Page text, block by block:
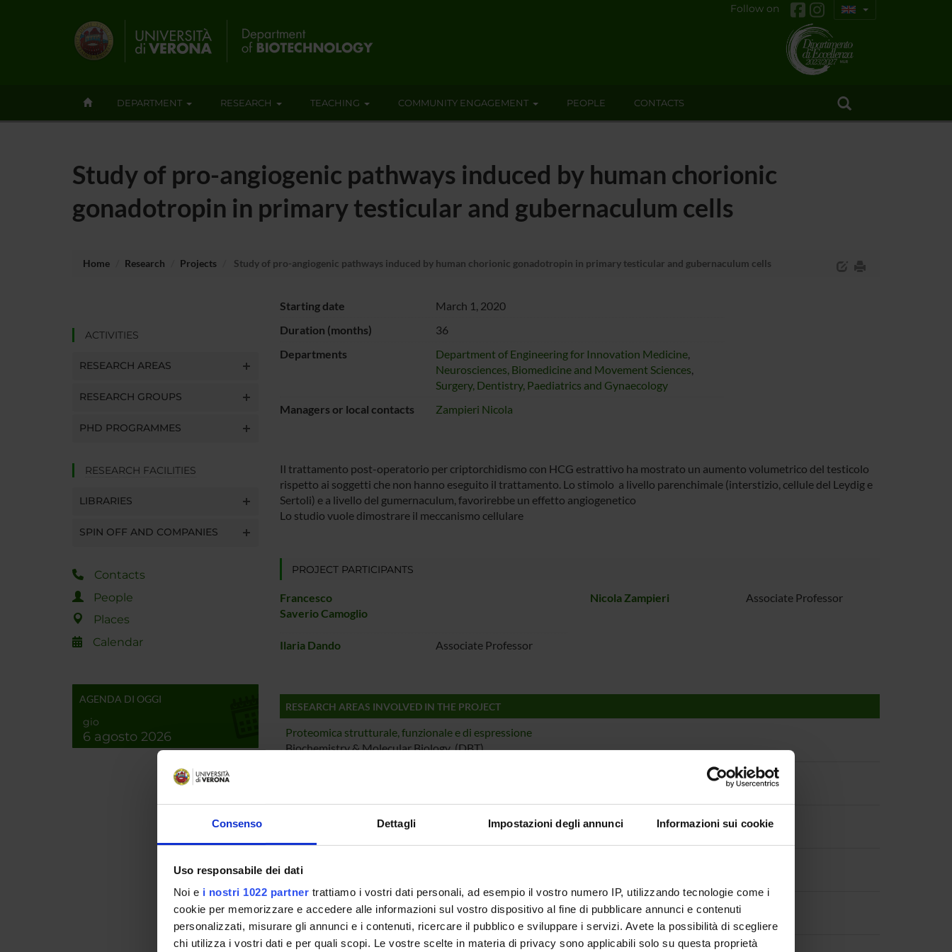
Consenso Dettagli Impostazioni degli annunci Informazioni sui cookie
Uso responsabile dei dati
Noi e i nostri 1022 partner trattiamo i vostri dati personali, ad esempio il vostro numero IP, utilizzando tecnologie come i
cookie per memorizzare e accedere alle informazioni sul vostro dispositivo al fine di pubblicare annunci e contenuti
personalizzati, misurare gli annunci e i contenuti, ricercare il pubblico e sviluppare i servizi. Avete la possibilità di scegliere
chi utilizza i vostri dati e per quali scopi. Le vostre scelte in materia di privacy sono applicabili solo su questa proprietà
Follow on
DEPARTMENT RESEARCH TEACHING COMMUNITY ENGAGEMENT PEOPLE CONTACTS
Study of pro-angiogenic pathways induced by human chorionic
gonadotropin in primary testicular and gubernaculum cells
Home Research Projects Study of pro-angiogenic pathways induced by human chorionic gonadotropin in primary testicular and gubernaculum cells
ACTIVITIES
RESEARCH AREAS
RESEARCH GROUPS
PHD PROGRAMMES
RESEARCH FACILITIES
LIBRARIES
SPIN OFF AND COMPANIES
Contacts
People
Places
Calendar
AGENDA DI OGGI
gio
6 agosto 2026
Starting date
March 1, 2020
Duration (months)
36
Departments
Department of Engineering for Innovation Medicine,
Neurosciences, Biomedicine and Movement Sciences,
Surgery, Dentistry, Paediatrics and Gynaecology
Managers or local contacts
Zampieri Nicola
Il trattamento post-operatorio per criptorchidismo con HCG estrattivo ha mostrato un aumento volumetrico del testicolo
rispetto ai soggetti che non hanno eseguito il trattamento. Lo stimolo a livello parenchimale (interstizio, cellule del Leydig e
Sertoli) e a livello del gumernaculum, favorirebbe un effetto angiogenetico
Lo studio vuole dimostrare il meccanismo cellulare
PROJECT PARTICIPANTS
Francesco
Saverio Camoglio
Ilaria Dando Associate Professor
Nicola Zampieri Associate Professor
RESEARCH AREAS INVOLVED IN THE PROJECT
Proteomica strutturale, funzionale e di espressione
Biochemistry & Molecular Biology (DBT)
Proteomica strutturale, funzionale e di espressione
Biochemistry & Molecular Biology (DM) (DM)
Proteomica strutturale, funzionale e di espressione
Biochemistry & Molecular Biology (DNBM) (DNBM)
Biochimica e Biologia Molecolare